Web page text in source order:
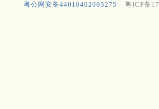
粤公网安备44010402003275 粤ICP备